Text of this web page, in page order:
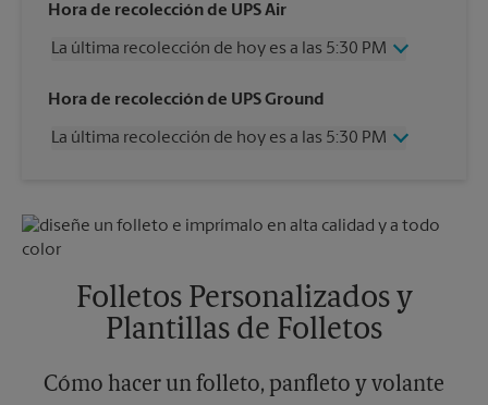
Hora de recolección de UPS Air
La última recolección de hoy es a las 5:30 PM
Miércoles
5:30 PM
Viernes
5:30 PM
5:30 PM
Hora de recolección de UPS Ground
La última recolección de hoy es a las 5:30 PM
Viernes
5:30 PM
Sábado
Lunes
5:30 PM
5:30 PM
Folletos Personalizados y
Plantillas de Folletos
Cómo hacer un folleto, panfleto y volante